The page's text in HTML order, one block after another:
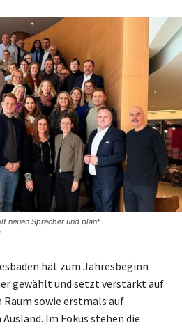
neuen Sprecher und plant
hat zum Jahresbeginn
gewählt und setzt verstärkt auf
sowie erstmals auf
Im Fokus stehen die